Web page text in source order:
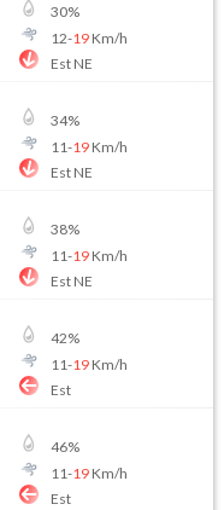
30%
12-19Km/h
Est NE
34%
11-19Km/h
Est NE
38%
11-19Km/h
Est NE
42%
11-19Km/h
Est
46%
11-19Km/h
Est